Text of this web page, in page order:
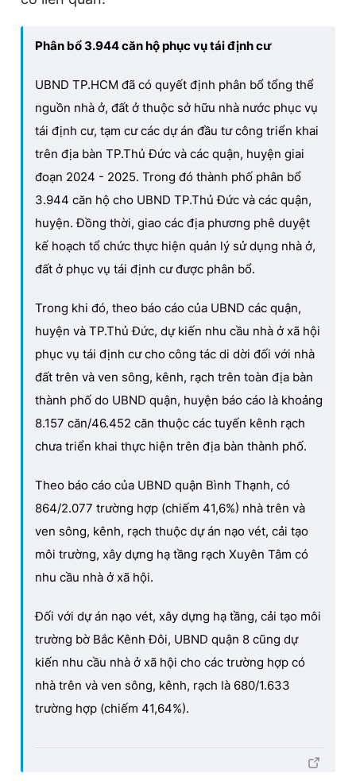
Phân bổ 3.944 căn hộ phục vụ tái định cư
UBND TP.HCM đã có quyết định phân bổ tổng thể
nguồn nhà ở, đất ở thuộc sở hữu nhà nước phục vụ
tái định cư, tạm cư các dự án đầu tư công triển khai
trên địa bàn TP.Thủ Đức và các quận, huyện giai
đoạn 2024 - 2025. Trong đó thành phố phân bổ
3.944 căn hộ cho UBND TP.Thủ Đức và các quận,
huyện. Đồng thời, giao các địa phương phê duyệt
kế hoạch tổ chức thực hiện quản lý sử dụng nhà ở,
đất ở phục vụ tái định cư được phân bổ.
Trong khi đó, theo báo cáo của UBND các quận,
huyện và TP.Thủ Đức, dự kiến nhu cầu nhà ở xã hội
phục vụ tái định cư cho công tác di dời đối với nhà
đất trên và ven sông, kênh, rạch trên toàn địa bàn
thành phố do UBND quận, huyện báo cáo là khoảng
8.157 căn/46.452 căn thuộc các tuyến kênh rạch
chưa triển khai thực hiện trên địa bàn thành phố.
Theo báo cáo của UBND quận Bình Thạnh, có
864/2.077 trường hợp (chiếm 41,6%) nhà trên và
ven sông, kênh, rạch thuộc dự án nạo vét, cải tạo
môi trường, xây dựng hạ tầng rạch Xuyên Tâm có
nhu cầu nhà ở xã hội.
Đối với dự án nạo vét, xây dựng hạ tầng, cải tạo môi
trường bờ Bắc Kênh Đôi, UBND quận 8 cũng dự
kiến nhu cầu nhà ở xã hội cho các trường hợp có
nhà trên và ven sông, kênh, rạch là 680/1.633
trường hợp (chiếm 41,64%).